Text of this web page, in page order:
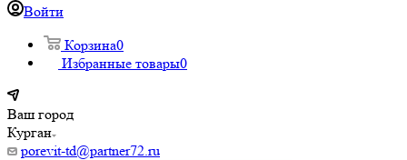
Войти
Корзина0
Избранные товары0
Ваш город
Курган
porevit-td@partner72.ru